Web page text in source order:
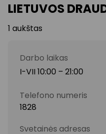
LIETUVOS
1 aukštas
Darbo laikas
I-VII 10:00 – 21:00
Telefono numeris
1828
Svetainės adresas